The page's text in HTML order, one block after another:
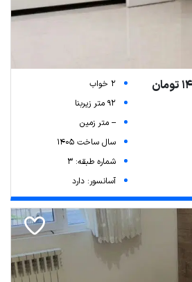
2 خواب
92 متر زیربنا
-- متر زمین
سال ساخت 1405
شماره طبقه: 3
آسانسور: دارد